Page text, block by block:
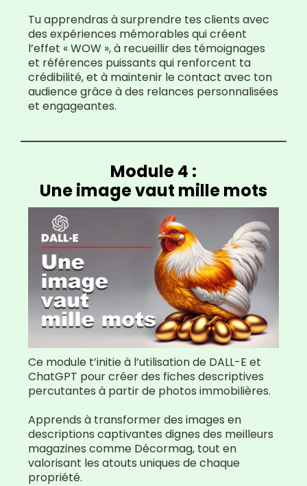
Tu apprendras à surprendre tes clients avec
des expériences mémorables qui créent
l’effet « WOW », à recueillir des témoignages
et références puissants qui renforcent ta
crédibilité, et à maintenir le contact avec ton
audience grâce à des relances personnalisées
et engageantes.
Module 4 :
Une image vaut mille mots
Ce module t’initie à l’utilisation de DALL-E et
ChatGPT pour créer des fiches descriptives
percutantes à partir de photos immobilières.
Apprends à transformer des images en
descriptions captivantes dignes des meilleurs
magazines comme Décormag, tout en
valorisant les atouts uniques de chaque
propriété.